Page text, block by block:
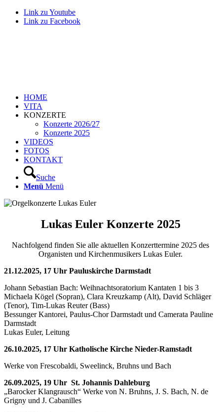
Link zu Youtube
Link zu Facebook
HOME
VITA
KONZERTE
Konzerte 2026/27
Konzerte 2025
VIDEOS
FOTOS
KONTAKT
Suche
Menü Menü
Lukas Euler Konzerte 2025
Nachfolgend finden Sie alle aktuellen Konzerttermine 2025 des
Organisten und Kirchenmusikers Lukas Euler.
21.12.2025, 17 Uhr Pauluskirche Darmstadt
Johann Sebastian Bach: Weihnachtsoratorium Kantaten 1 bis 3
Michaela Kögel (Sopran), Clara Kreuzkamp (Alt), David Schläger
(Tenor), Tim-Lukas Reuter (Bass)
Bessunger Kantorei, Paulus-Chor Darmstadt und Camerata Pauline
Darmstadt
Lukas Euler, Leitung
26.10.2025, 17 Uhr Katholische Kirche Nieder-Ramstadt
Werke von Frescobaldi, Sweelinck, Bruhns und Bach
26.09.2025, 19 Uhr St. Johannis Dahleburg
„Barocker Klangrausch“ Werke von N. Bruhns, J. S. Bach, N. de
Grigny und J. Cabanilles